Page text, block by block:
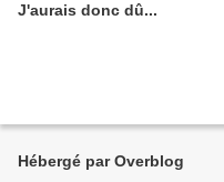
J'aurais donc dû...
Hébergé par Overblog